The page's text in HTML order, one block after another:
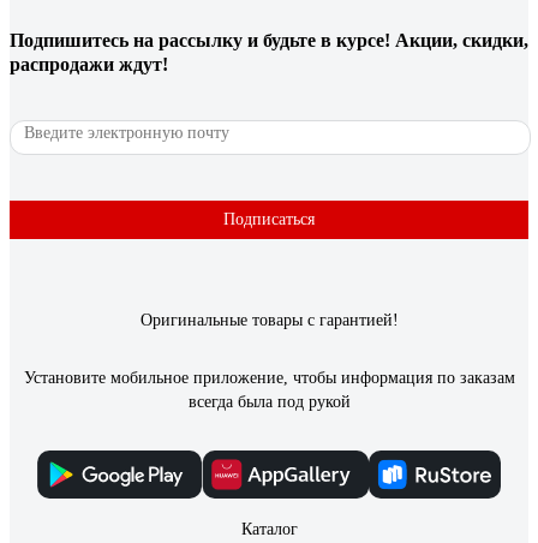
251 отзыв
4
Есть регулировка оттенка и яркости в широком диапазоне. В
Подпишитесь на рассылку и будьте в курсе! Акции, скидки,
распродажи ждут!
Подписаться
Оригинальные товары с гарантией!
Установите мобильное приложение, чтобы информация по заказам
всегда была под рукой
Каталог